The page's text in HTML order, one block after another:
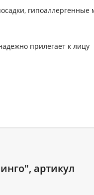
гипоаллергенные
прилегает к лицу
артикул